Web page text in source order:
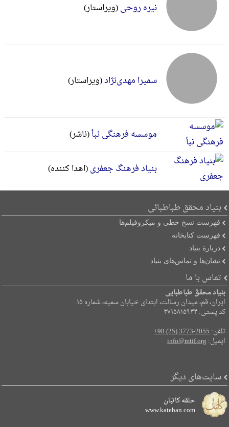
نیره روحی(ویراستار)
سمیرا مهدی‌نژاد(ویراستار)
موسسه فرهنگی نبأ(ناشر)
بنیاد فرهنگ جعفری(اهدا کننده)
بنیاد محقق طباطبائی
فهرست نسخ خطی و میکروفیلم‌ها
فهرست کتابخانه
دربارۀ بنیاد
نشان‌ها و تماس‌های بنیاد
تماس با ما
بنیاد محقق طباطبایی
ایران، قم، میدان رسالت، ابتدای خیابان سمیه، شماره ۱۵.
کد پستی: ۳۷۱۵۸۱۵۹۳۴
تلفن:+98 (25) 3773-2055
ایمیل:info@mtif.org
سایت‌های دیگر
حلقه کاتبان
www.kateban.com